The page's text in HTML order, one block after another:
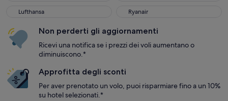
Lufthansa
Lufthansa Ryanair
Ryanair
Non perderti gli aggiornamenti
Ricevi una notifica se i prezzi dei voli aumentano o
diminuiscono.*
Approfitta degli sconti
Per aver prenotato un volo, puoi risparmiare fino a un 10%
su hotel selezionati.*